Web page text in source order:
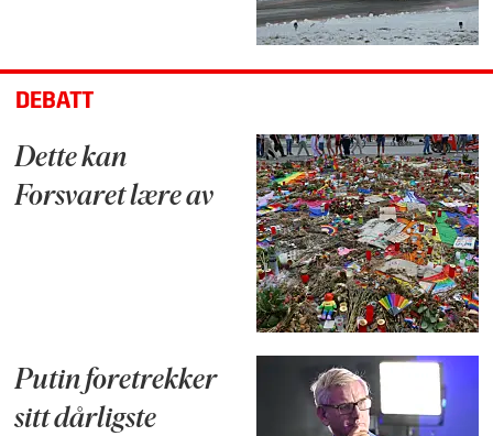
DEBATT
Dette kan
Forsvaret lære av
Putin foretrekker
sitt dårligste